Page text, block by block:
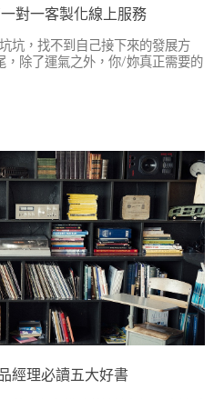
對一客製化線上服務
坑，找不到自己接下來的發展方
，除了運氣之外，你/妳真正需要的
經理必讀五大好書